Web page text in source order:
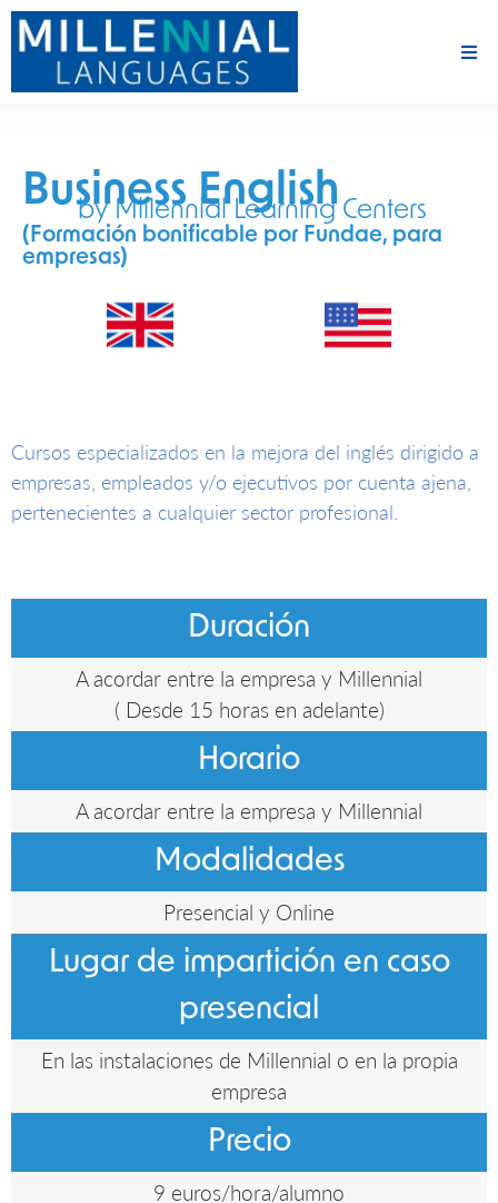
Business English
by Millennial Learning Centers
(Formación bonificable por Fundae, para
empresas)
Cursos especializados en la mejora del inglés dirigido a
empresas, empleados y/o ejecutivos por cuenta ajena,
pertenecientes a cualquier sector profesional.
Duración
A acordar entre la empresa y Millennial
( Desde 15 horas en adelante)
Horario
A acordar entre la empresa y Millennial
Modalidades
Presencial y Online
Lugar de impartición en caso
presencial
En las instalaciones de Millennial o en la propia
empresa
Precio
9 euros/hora/alumno